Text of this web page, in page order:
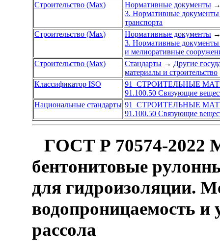
Строительство (Max)
Нормативные документы
3. Нормативные документы
транспорта
Строительство (Max)
Нормативные документы
3. Нормативные документы
и мелиоративные
Строительство (Max)
Стандарты → Другие
материалы и строительство
Классификатор ISO
91 СТРОИТЕЛЬНЫЕ
91.100.50 Связующие
Национальные стандарты 91 СТРОИТЕЛЬНЫЕ
91.100.50 Связующие
ГОСТ Р 70574-2022
бентонитовые
для гидроизоляции.
водопроницаемость и
рассола